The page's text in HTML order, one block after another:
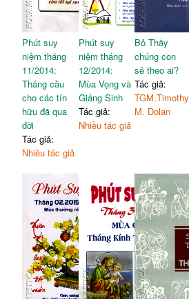
Phút suy
niệm tháng
11/2014:
Tháng cầu
cho các tín
hữu đã qua
đời
Tác giả:
Nhiều tác giả
Phút suy
niệm tháng
12/2014:
Mùa Vọng và
Giáng Sinh
Tác giả:
Nhiều tác giả
Bỏ Thầy
chúng con
sẽ theo ai?
Tác giả:
TGM.Timothy
M. Dolan